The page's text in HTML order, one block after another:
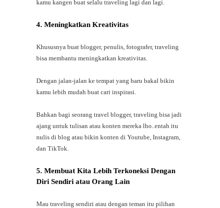
kamu kangen buat selalu traveling lagi dan lagi.
4. Meningkatkan Kreativitas
Khususnya buat blogger, penulis, fotografer, traveling
bisa membantu meningkatkan kreativitas.
Dengan jalan-jalan ke tempat yang baru bakal bikin
kamu lebih mudah buat cari inspirasi.
Bahkan bagi seorang travel blogger, traveling bisa jadi
ajang untuk tulisan atau konten mereka lho..entah itu
nulis di blog atau bikin konten di Youtube, Instagram,
dan TikTok.
5. Membuat Kita Lebih Terkoneksi Dengan
Diri Sendiri atau Orang Lain
Mau traveling sendiri atau dengan teman itu pilihan